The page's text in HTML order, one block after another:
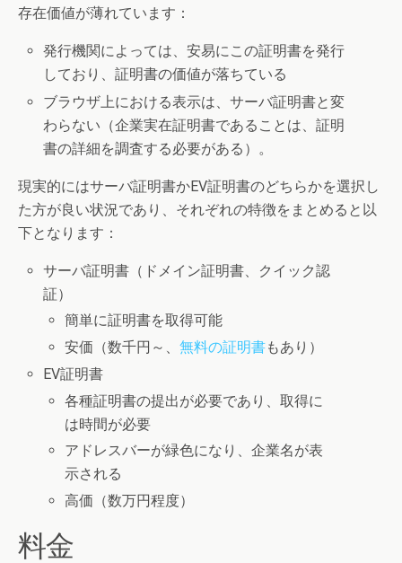
存在価値が薄れています：
発行機関によっては、安易にこの証明書を発行
しており、証明書の価値が落ちている
ブラウザ上における表示は、サーバ証明書と変
わらない（企業実在証明書であることは、証明
書の詳細を調査する必要がある）。
現実的にはサーバ証明書かEV証明書のどちらかを選択し
た方が良い状況であり、それぞれの特徴をまとめると以
下となります：
サーバ証明書（ドメイン証明書、クイック認
証）
簡単に証明書を取得可能
安価（数千円～、無料の証明書もあり）
EV証明書
各種証明書の提出が必要であり、取得に
は時間が必要
アドレスバーが緑色になり、企業名が表
示される
高価（数万円程度）
料金